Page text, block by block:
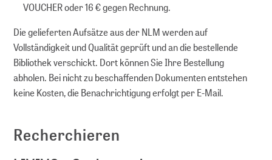
VOUCHER oder 16 € gegen Rechnung.
Die gelieferten Aufsätze aus der NLM werden auf
Vollständigkeit und Qualität geprüft und an die bestellende
Bibliothek verschickt. Dort können Sie Ihre Bestellung
abholen. Bei nicht zu beschaffenden Dokumenten entstehen
keine Kosten, die Benachrichtigung erfolgt per E-Mail.
Recherchieren